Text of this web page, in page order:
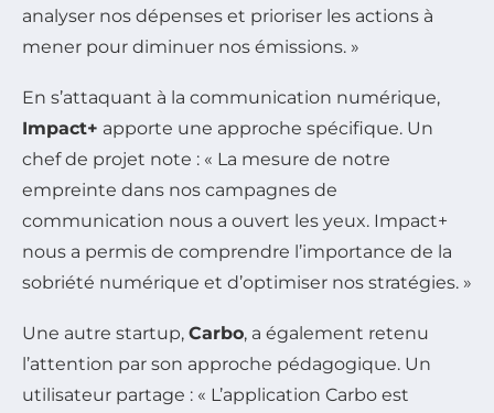
analyser nos dépenses et prioriser les actions à
mener pour diminuer nos émissions. »
En s’attaquant à la communication numérique,
Impact+ apporte une approche spécifique. Un
chef de projet note : « La mesure de notre
empreinte dans nos campagnes de
communication nous a ouvert les yeux. Impact+
nous a permis de comprendre l’importance de la
sobriété numérique et d’optimiser nos stratégies. »
Une autre startup, Carbo, a également retenu
l’attention par son approche pédagogique. Un
utilisateur partage : « L’application Carbo est